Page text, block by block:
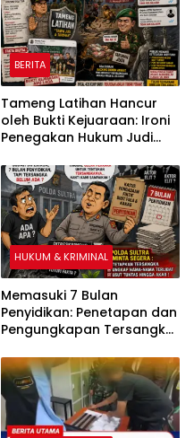
Perizinan PT Sultra Prima
Lestari
BERITA
Tameng Latihan Hancur
oleh Bukti Kejuaraan: Ironi
Penegakan Hukum Judi
Johor
HUKUM & KRIMINAL
Memasuki 7 Bulan
Penyidikan: Penetapan dan
Pengungkapan Tersangka
Bibit Pala dan Kakao Rp26
Miliar Dipertanyakan